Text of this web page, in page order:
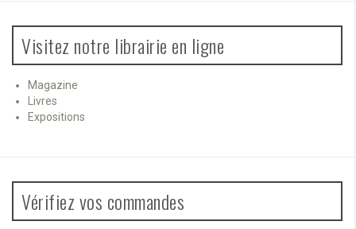
Visitez notre librairie en ligne
Magazine
Livres
Expositions
Vérifiez vos commandes